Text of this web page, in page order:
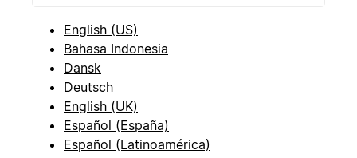
English (US)
Bahasa Indonesia
Dansk
Deutsch
English (UK)
Español (España)
Español (Latinoamérica)